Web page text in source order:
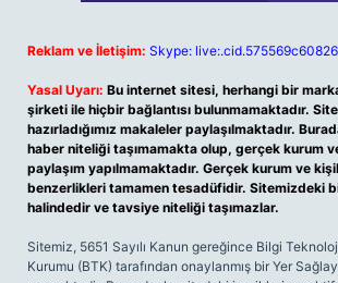
Reklam ve İletişim: Skype:
Yasal Uyarı: Bu internet sitesi, herhangi bir
şirketi ile hiçbir bağlantısı bulunmamaktadır.
hazırladığımız makaleler paylaşılmaktadır.
haber niteliği taşımamakta olup, gerçek kurum
paylaşım yapılmamaktadır. Gerçek kurum ve
benzerlikleri tamamen tesadüfidir. Sitemizdeki
halindedir ve tavsiye niteliği taşımazlar.
Sitemiz, 5651 Sayılı Kanun gereğince Bilgi
Kurumu (BTK) tarafından onaylanmış bir Yer